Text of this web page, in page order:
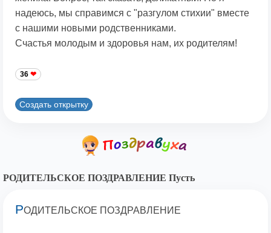
надеюсь, мы справимся с "разгулом стихии" вместе
с нашими новыми родственниками.
Счастья молодым и здоровья нам, их родителям!
36
Создать открытку
РОДИТЕЛЬСКОЕ ПОЗДРАВЛЕНИЕ Пусть
РОДИТЕЛЬСКОЕ ПОЗДРАВЛЕНИЕ